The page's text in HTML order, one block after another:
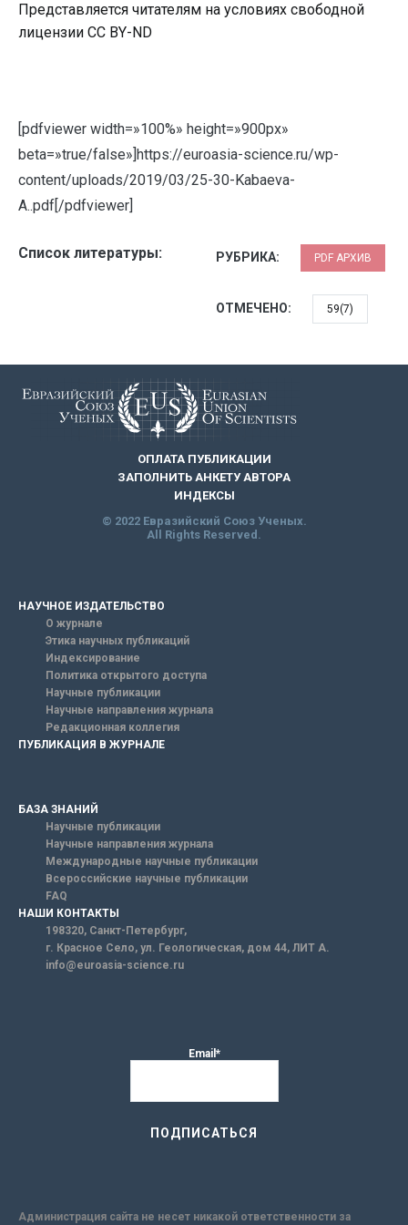
Представляется читателям на условиях свободной
лицензии CC BY-ND
[pdfviewer width=»100%» height=»900px»
beta=»true/false»]https://euroasia-science.ru/wp-
content/uploads/2019/03/25-30-Kabaeva-
A..pdf[/pdfviewer]
Список литературы: РУБРИКА: PDF АРХИВ
ОТМЕЧЕНО: 59(7)
ОПЛАТА ПУБЛИКАЦИИ
ЗАПОЛНИТЬ АНКЕТУ АВТОРА
ИНДЕКСЫ
© 2022 Евразийский Союз Ученых.
All Rights Reserved.
НАУЧНОЕ ИЗДАТЕЛЬСТВО
О журнале
Этика научных публикаций
Индексирование
Политика открытого доступа
Научные публикации
Научные направления журнала
Редакционная коллегия
ПУБЛИКАЦИЯ В ЖУРНАЛЕ
БАЗА ЗНАНИЙ
Научные публикации
Научные направления журнала
Международные научные публикации
Всероссийские научные публикации
FAQ
НАШИ КОНТАКТЫ
198320, Санкт-Петербург,
г. Красное Село, ул. Геологическая, дом 44, ЛИТ А.
info@euroasia-science.ru
Email*
Администрация сайта не несет никакой ответственности за